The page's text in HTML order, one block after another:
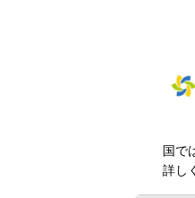
国で
詳し